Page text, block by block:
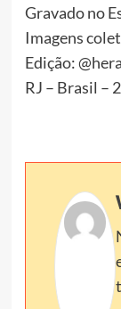
Gravado no
Imagens
Edição:
RJ – Brasil –